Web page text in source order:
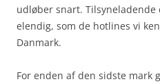
udløber snart. Tilsyneladende
elendig, som de hotlines vi
Danmark.
For enden af den sidste mark